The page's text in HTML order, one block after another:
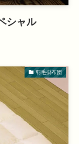
シャル
羽毛掛布団